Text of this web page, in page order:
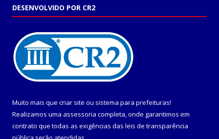
DESENVOLVIDO POR CR2
Muito mais que criar site ou sistema para prefeituras!
Realizamos uma assessoria completa, onde garantimos em
contrato que todas as exigências das leis de transparência